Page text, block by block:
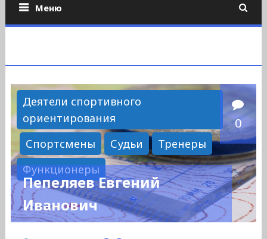
Меню
Деятели спортивного
ориентирования
Спортсмены
Судьи
Тренеры
Функционеры
0
Пепеляев Евгений
Иванович